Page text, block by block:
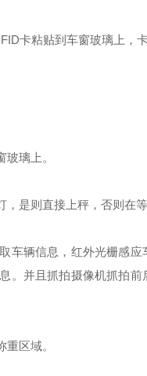
卡粘贴到车窗玻璃上，
璃上。
是则直接上秤，否则在等
车辆信息，红外光栅感
。并且抓拍摄像机抓拍
区域。